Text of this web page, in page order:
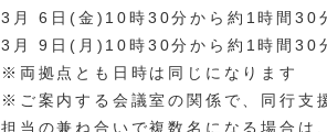
3月 6日(金)10時30分から約1時間30
3月 9日(月)10時30分から約1時間30
※両拠点とも日時は同じになります
※ご案内する会議室の関係で、同行支
担当の兼ね合いで複数名になる場合は